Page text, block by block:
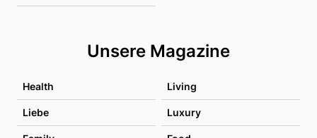
Unsere Magazine
Health Living
Liebe Luxury